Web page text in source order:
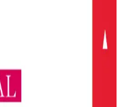
İçin Kalıcı
ve doğal görünüm
ideal, pratik ve uygun